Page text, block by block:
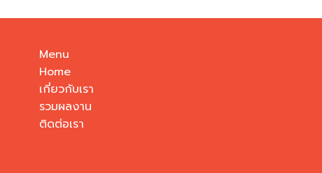
Menu
Home
เกี่ยวกับเรา
รวมผลงาน
ติดต่อเรา